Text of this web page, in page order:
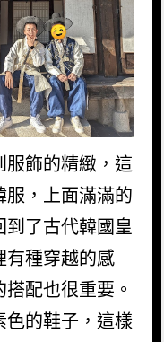
服飾的精緻，這
服，上面滿滿的
了古代韓國皇
有種穿越的感
配也很重要。
色的鞋子，這樣